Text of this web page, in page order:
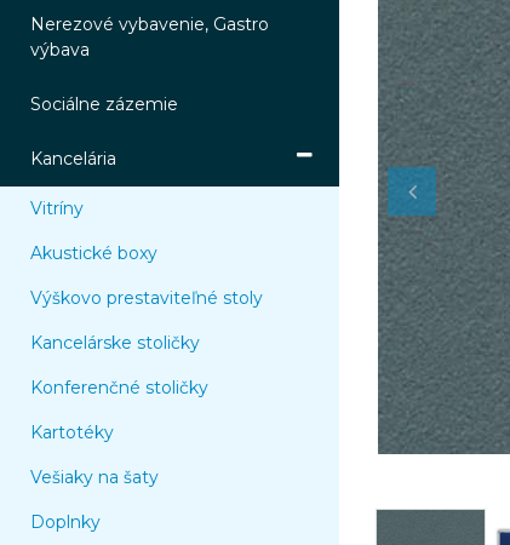
Nerezové vybavenie, Gastro
výbava
Sociálne zázemie
Kancelária
Vitríny
Akustické boxy
Výškovo prestaviteľné stoly
Kancelárske stoličky
Konferenčné stoličky
Kartotéky
Vešiaky na šaty
Doplnky